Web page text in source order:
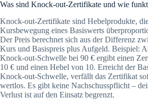
Was sind Knock-out-Zertifikate und wie
Knock-out-Zertifikate sind Hebelprodukte,
Kursbewegung eines Basiswerts
Der Preis berechnet sich aus der Differenz
Kurs und Basispreis plus Aufgeld. Beispiel:
Knock-out-Schwelle bei 90 € ergibt einen
10 € und einen Hebel von 10. Erreicht der
Knock-out-Schwelle, verfällt das Zertifikat
wertlos. Es gibt keine Nachschusspflicht –
Verlust ist auf den Einsatz begrenzt.